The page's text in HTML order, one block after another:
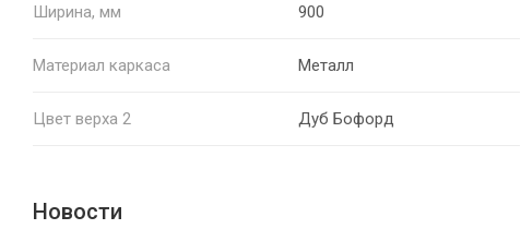
Ширина, мм 900
Материал каркаса Металл
Цвет верха 2 Дуб Бофорд
Новости